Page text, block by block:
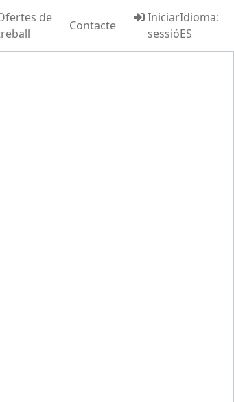
de
Contacte
Iniciar
sessió
Idioma:
ES